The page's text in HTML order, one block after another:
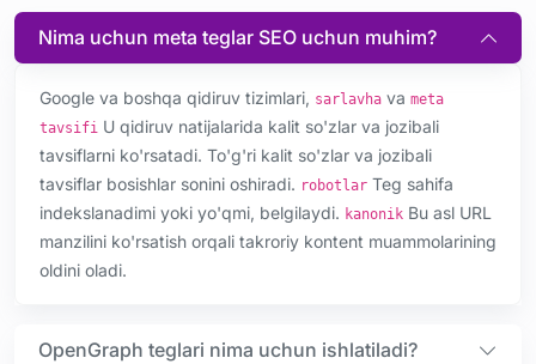
Nima uchun meta teglar SEO uchun muhim?
Google va boshqa qidiruv tizimlari, sarlavha va meta
tavsifi U qidiruv natijalarida kalit so'zlar va jozibali
tavsiflarni ko'rsatadi. To'g'ri kalit so'zlar va jozibali
tavsiflar bosishlar sonini oshiradi. robotlar Teg sahifa
indekslanadimi yoki yo'qmi, belgilaydi. kanonik Bu asl URL
manzilini ko'rsatish orqali takroriy kontent muammolarining
oldini oladi.
OpenGraph teglari nima uchun ishlatiladi?